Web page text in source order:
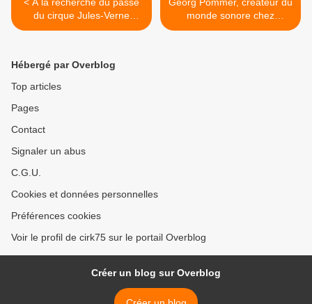
du cirque Jules-Verne
d’Amiens
monde sonore chez
Roncalli >
Hébergé par Overblog
Top articles
Pages
Contact
Signaler un abus
C.G.U.
Cookies et données personnelles
Préférences cookies
Voir le profil de cirk75 sur le portail Overblog
Créer un blog sur Overblog